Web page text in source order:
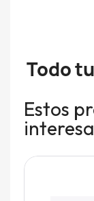
Todo
Estos